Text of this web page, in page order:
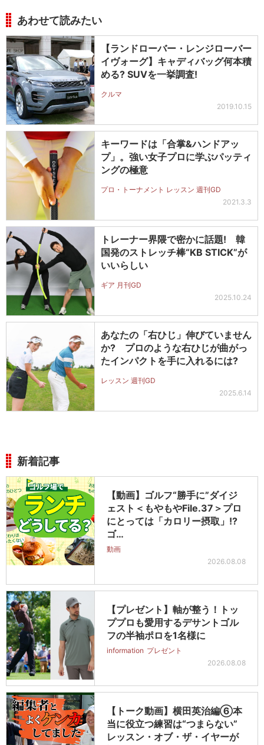
あわせて読みたい
【ランドローバー・レンジローバー
イヴォーグ】キャディバッグ何本積
める? SUVを一挙調査!
クルマ
2019.10.15
キーワードは「合掌&ハンドアッ
プ」。強い女子プロに学ぶパッティ
ングの極意
プロ・トーナメント レッスン 週刊GD
2021.3.3
トレーナー界隈で密かに話題! 韓
国発のストレッチ棒“KB STICK”が
いいらしい
ギア 月刊GD
2025.10.24
あなたの「右ひじ」伸びていません
か? プロのような右ひじが曲がっ
たインパクトを手に入れるには?
レッスン 週刊GD
2025.6.14
新着記事
【動画】ゴルフ“勝手に”ダイジ
ェスト＜もやもやFile.37＞プロ
にとっては「カロリー摂取」!?
ゴ…
動画
2026.08.08
【プレゼント】軸が整う！トッ
ププロも愛用するデサントゴル
フの半袖ポロを1名様に
information プレゼント
2026.08.08
【トーク動画】横田英治編⑥本
当に役立つ練習は“つまらない”
レッスン・オブ・ザ・イヤーが